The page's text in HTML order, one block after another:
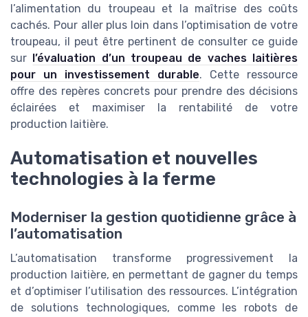
l’alimentation du troupeau et la maîtrise des coûts
cachés. Pour aller plus loin dans l’optimisation de votre
troupeau, il peut être pertinent de consulter ce guide
sur l’évaluation d’un troupeau de vaches laitières
pour un investissement durable. Cette ressource
offre des repères concrets pour prendre des décisions
éclairées et maximiser la rentabilité de votre
production laitière.
Automatisation et nouvelles
technologies à la ferme
Moderniser la gestion quotidienne grâce à
l’automatisation
L’automatisation transforme progressivement la
production laitière, en permettant de gagner du temps
et d’optimiser l’utilisation des ressources. L’intégration
de solutions technologiques, comme les robots de